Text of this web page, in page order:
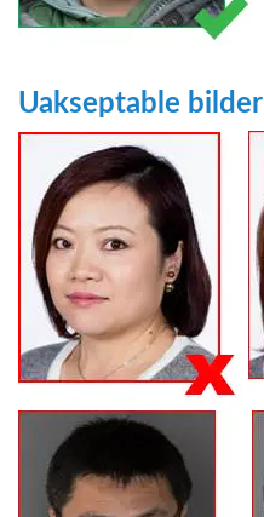
Uakseptable bilder